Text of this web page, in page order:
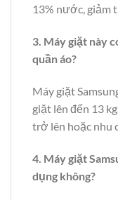
13% nước, giảm
3. Máy giặt này
quần áo?
Máy giặt
giặt lên đến 13
trở lên hoặc nhu
4. Máy giặt
dụng không?